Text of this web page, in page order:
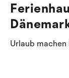
Urlaub